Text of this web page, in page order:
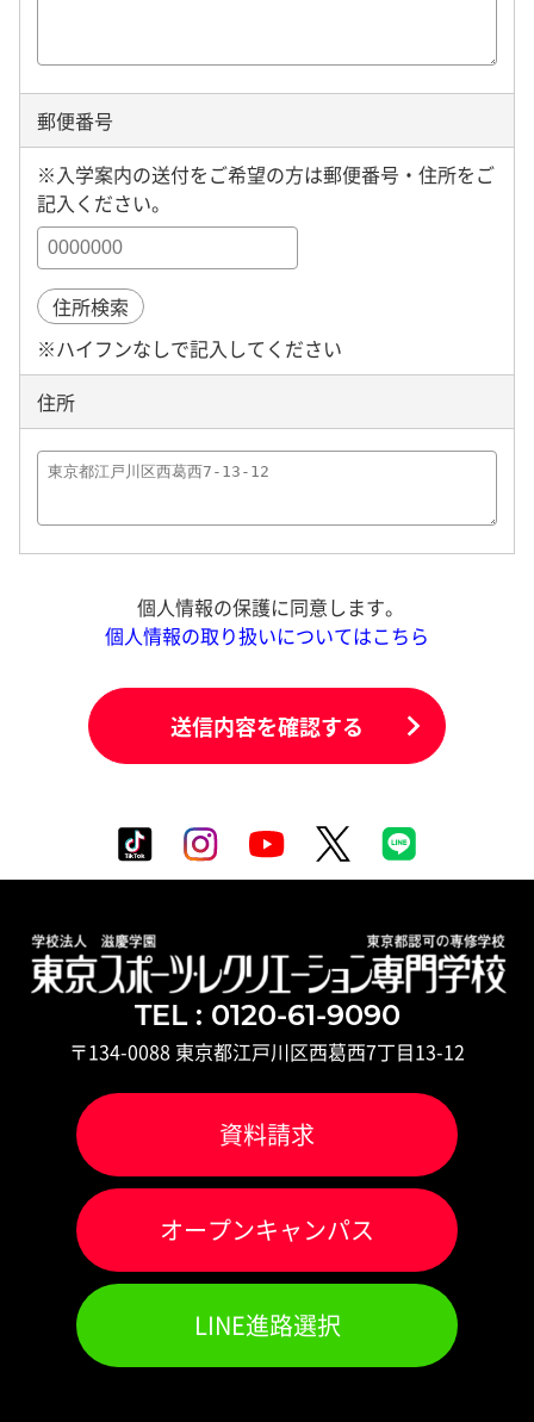
郵便番号
※入学案内の送付をご希望の方は郵便番号・住所をご
記入ください。
住所検索
※ハイフンなしで記入してください
住所
個人情報の保護に同意します。
個人情報の取り扱いについてはこちら
送信内容を確認する
TEL : 0120-61-9090
〒134-0088 東京都江戸川区西葛西7丁目13-12
資料請求
オープンキャンパス
LINE進路選択